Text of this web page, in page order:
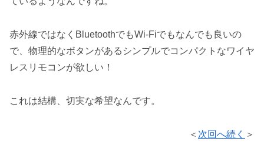
赤外線ではなくBluetoothでもWi-Fiでもなんでも良いの
で、物理的なボタンがあるシンプルでコンパクトなワイヤ
レスリモコンが欲しい！
これは結構、切実な希望なんです。
＜ 次回へ続く ＞